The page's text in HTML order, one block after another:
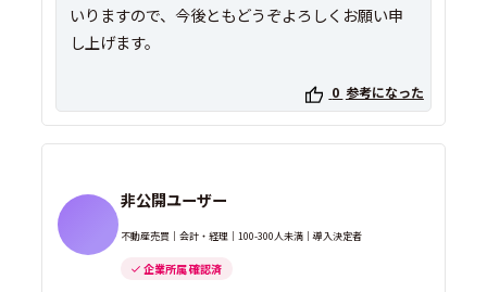
いりますので、今後ともどうぞよろしくお願い申
し上げます。
0 参考になった
非公開ユーザー
不動産売買｜会計・経理｜100-300人未満｜導入決定者
企業所属 確認済